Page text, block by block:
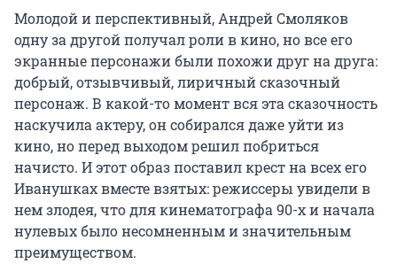
Молодой и перспективный, Андрей Смоляков
одну за другой получал роли в кино, но все его
экранные персонажи были похожи друг на друга:
добрый, отзывчивый, лиричный сказочный
персонаж. В какой-то момент вся эта сказочность
наскучила актеру, он собирался даже уйти из
кино, но перед выходом решил побриться
начисто. И этот образ поставил крест на всех его
Иванушках вместе взятых: режиссеры увидели в
нем злодея, что для кинематографа 90-х и начала
нулевых было несомненным и значительным
преимуществом.